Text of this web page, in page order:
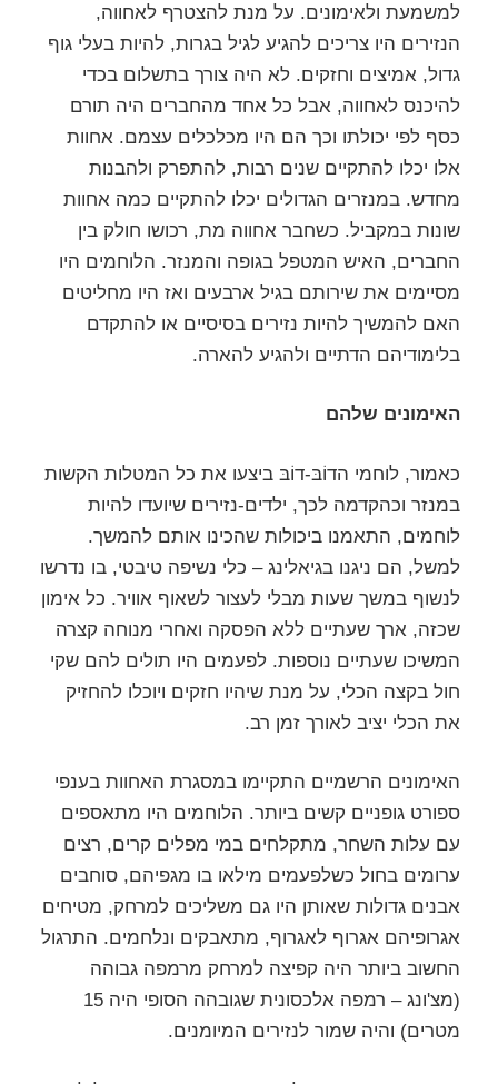
למשמעת ולאימונים. על מנת להצטרף לאחווה,
הנזירים היו צריכים להגיע לגיל בגרות, להיות בעלי גוף
גדול, אמיצים וחזקים. לא היה צורך בתשלום בכדי
להיכנס לאחווה, אבל כל אחד מהחברים היה תורם
כסף לפי יכולתו וכך הם היו מכלכלים עצמם. אחוות
אלו יכלו להתקיים שנים רבות, להתפרק ולהבנות
מחדש. במנזרים הגדולים יכלו להתקיים כמה אחוות
שונות במקביל. כשחבר אחווה מת, רכושו חולק בין
החברים, האיש המטפל בגופה והמנזר. הלוחמים היו
מסיימים את שירותם בגיל ארבעים ואז היו מחליטים
האם להמשיך להיות נזירים בסיסיים או להתקדם
בלימודיהם הדתיים ולהגיע להארה.
האימונים שלהם
כאמור, לוחמי הדוֹבּ-דוֹבּ ביצעו את כל המטלות הקשות
במנזר וכהקדמה לכך, ילדים-נזירים שיועדו להיות
לוחמים, התאמנו ביכולות שהכינו אותם להמשך.
למשל, הם ניגנו בגיאלינג – כלי נשיפה טיבטי, בו נדרשו
לנשוף במשך שעות מבלי לעצור לשאוף אוויר. כל אימון
שכזה, ארך שעתיים ללא הפסקה ואחרי מנוחה קצרה
המשיכו שעתיים נוספות. לפעמים היו תולים להם שקי
חול בקצה הכלי, על מנת שיהיו חזקים ויוכלו להחזיק
את הכלי יציב לאורך זמן רב.
האימונים הרשמיים התקיימו במסגרת האחוות בענפי
ספורט גופניים קשים ביותר. הלוחמים היו מתאספים
עם עלות השחר, מתקלחים במי מפלים קרים, רצים
ערומים בחול כשלפעמים מילאו בו מגפיהם, סוחבים
אבנים גדולות שאותן היו גם משליכים למרחק, מטיחים
אגרופיהם אגרוף לאגרוף, מתאבקים ונלחמים. התרגול
החשוב ביותר היה קפיצה למרחק מרמפה גבוהה
(מצ'ונג – רמפה אלכסונית שגובהה הסופי היה 15
מטרים) והיה שמור לנזירים המיומנים.